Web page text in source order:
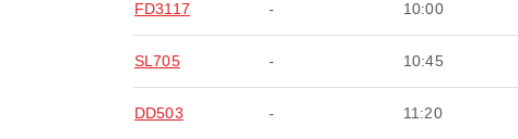
FD3117 - 10:00
SL705 - 10:45
DD503 - 11:20